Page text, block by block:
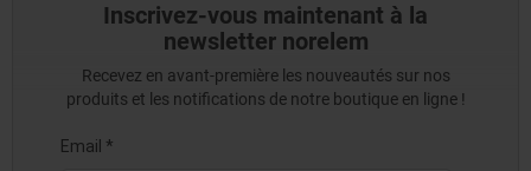
Inscrivez-vous maintenant à la
newsletter norelem
Recevez en avant-première les nouveautés sur nos
produits et les notifications de notre boutique en ligne !